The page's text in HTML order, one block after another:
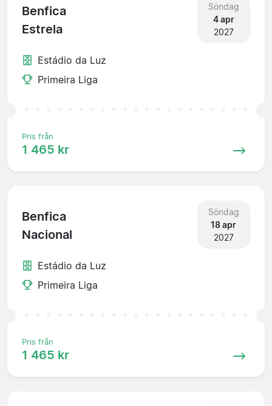
Benfica
Estrela
Söndag
4 apr
2027
Estádio da Luz
Primeira Liga
Pris från
1 465 kr
Benfica
Nacional
Söndag
18 apr
2027
Estádio da Luz
Primeira Liga
Pris från
1 465 kr